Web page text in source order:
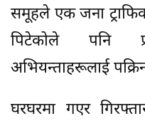
समूहले एक जना ट्राफिक
पिटेकोले पनि
अभियन्ताहरूलाई
घरघरमा गएर